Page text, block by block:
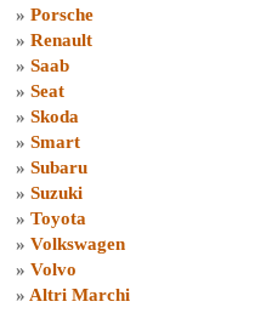
» Porsche
» Renault
» Saab
» Seat
» Skoda
» Smart
» Subaru
» Suzuki
» Toyota
» Volkswagen
» Volvo
» Altri Marchi